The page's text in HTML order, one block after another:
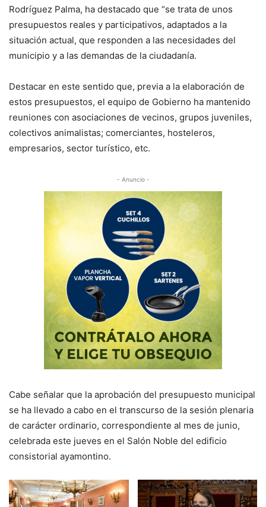
Rodríguez Palma, ha destacado que “se trata de unos
presupuestos reales y participativos, adaptados a la
situación actual, que responden a las necesidades del
municipio y a las demandas de la ciudadanía.
Destacar en este sentido que, previa a la elaboración de
estos presupuestos, el equipo de Gobierno ha mantenido
reuniones con asociaciones de vecinos, grupos juveniles,
colectivos animalistas; comerciantes, hosteleros,
empresarios, sector turístico, etc.
- Anuncio -
Cabe señalar que la aprobación del presupuesto municipal
se ha llevado a cabo en el transcurso de la sesión plenaria
de carácter ordinario, correspondiente al mes de junio,
celebrada este jueves en el Salón Noble del edificio
consistorial ayamontino.